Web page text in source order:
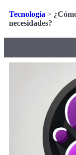
Tecnología >
necesidades?